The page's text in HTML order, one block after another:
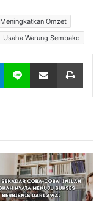
Meningkatkan Omzet
Usaha Warung Sembako
Telegram Line Share via Email